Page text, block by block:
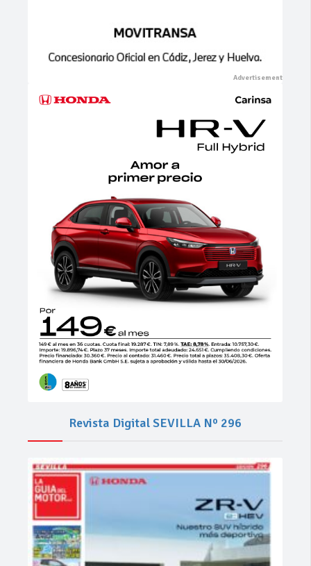
Revista Digital SEVILLA Nº 296